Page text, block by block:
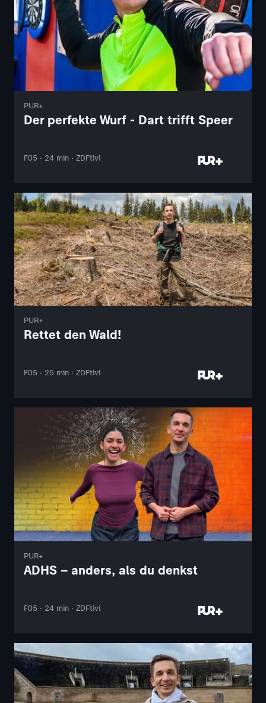
PUR+
Der perfekte Wurf - Dart trifft Speer
F05 · 24 min · ZDFtivi
PUR+
Rettet den Wald!
F05 · 25 min · ZDFtivi
PUR+
ADHS – anders, als du denkst
F05 · 24 min · ZDFtivi